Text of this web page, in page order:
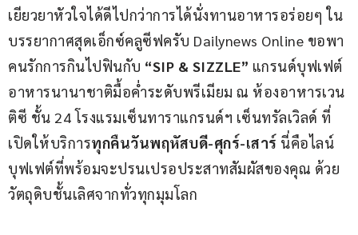
เยียวยาหัวใจได้ดีไปกว่าการได้นั่งทานอาหารอร่อยๆ ใน
บรรยากาศสุดเอ็กซ์คลูซีฟครับ Dailynews Online ขอพา
คนรักการกินไปฟินกับ “SIP & SIZZLE” แกรนด์บุฟเฟต์
อาหารนานาชาติมื้อค่ำระดับพรีเมียม ณ ห้องอาหารเวน
ติซี ชั้น 24 โรงแรมเซ็นทาราแกรนด์ฯ เซ็นทรัลเวิลด์ ที่
เปิดให้บริการทุกคืนวันพฤหัสบดี-ศุกร์-เสาร์ นี่คือไลน์
บุฟเฟต์ที่พร้อมจะปรนเปรอประสาทสัมผัสของคุณ ด้วย
วัตถุดิบชั้นเลิศจากทั่วทุกมุมโลก